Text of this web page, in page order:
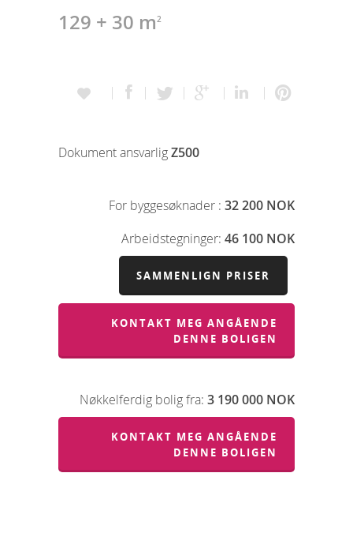
129 + 30 m2
Dokument ansvarligZ500
For byggesøknader : 32 200 NOK
Arbeidstegninger: 46 100 NOK
SAMMENLIGN PRISER
KONTAKT MEG ANGÅENDE
DENNE BOLIGEN
Nøkkelferdig bolig fra: 3 190 000 NOK
KONTAKT MEG ANGÅENDE
DENNE BOLIGEN